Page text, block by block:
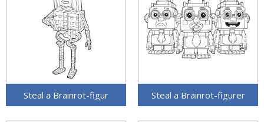
Steal a Brainrot-figur Steal a Brainrot-figurer